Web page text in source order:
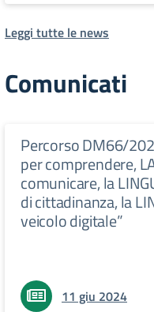
Leggi tutte le news
Comunicati
Percorso DM66/
per comprendere,
comunicare, la
di cittadinanza, la
veicolo digitale”
11 giu 2024